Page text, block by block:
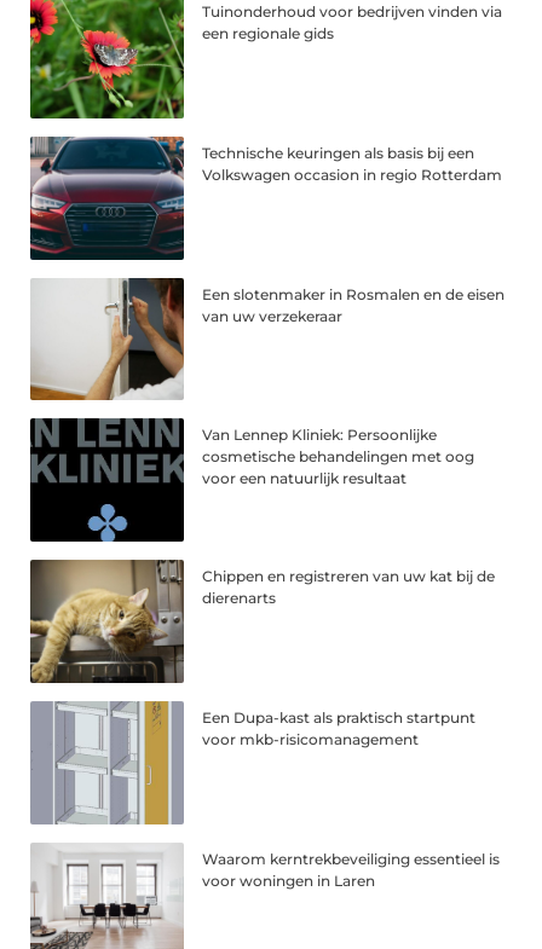
Tuinonderhoud voor bedrijven vinden via
een regionale gids
Technische keuringen als basis bij een
Volkswagen occasion in regio Rotterdam
Een slotenmaker in Rosmalen en de eisen
van uw verzekeraar
Van Lennep Kliniek: Persoonlijke
cosmetische behandelingen met oog
voor een natuurlijk resultaat
Chippen en registreren van uw kat bij de
dierenarts
Een Dupa-kast als praktisch startpunt
voor mkb-risicomanagement
Waarom kerntrekbeveiliging essentieel is
voor woningen in Laren